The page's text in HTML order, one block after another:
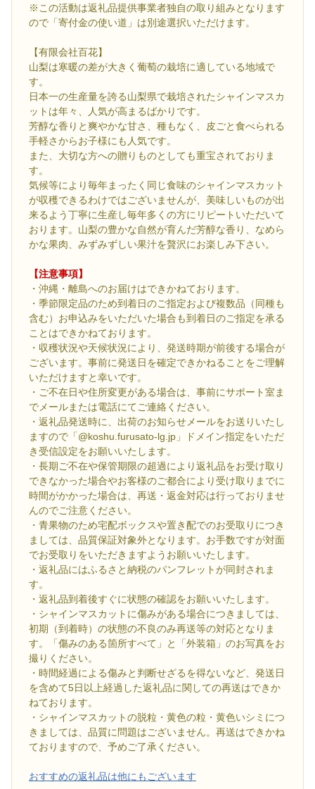
※この活動は返礼品提供事業者独自の取り組みとなります
ので「寄付金の使い道」は別途選択いただけます。
【有限会社百花】
山梨は寒暖の差が大きく葡萄の栽培に適している地域で
す。
日本一の生産量を誇る山梨県で栽培されたシャインマスカ
ットは年々、人気が高まるばかりです。
芳醇な香りと爽やかな甘さ、種もなく、皮ごと食べられる
手軽さからお子様にも人気です。
また、大切な方への贈りものとしても重宝されておりま
す。
気候等により毎年まったく同じ食味のシャインマスカット
が収穫できるわけではございませんが、美味しいものが出
来るよう丁寧に生産し毎年多くの方にリピートいただいて
おります。山梨の豊かな自然が育んだ芳醇な香り、なめら
かな果肉、みずみずしい果汁を贅沢にお楽しみ下さい。
【注意事項】
・沖縄・離島へのお届けはできかねております。
・季節限定品のため到着日のご指定および複数品（同種も
含む）お申込みをいただいた場合も到着日のご指定を承る
ことはできかねております。
・収穫状況や天候状況により、発送時期が前後する場合が
ございます。事前に発送日を確定できかねることをご理解
いただけますと幸いです。
・ご不在日や住所変更がある場合は、事前にサポート室ま
でメールまたは電話にてご連絡ください。
・返礼品発送時に、出荷のお知らせメールをお送りいたし
ますので「@koshu.furusato-lg.jp」ドメイン指定をいただ
き受信設定をお願いいたします。
・長期ご不在や保管期限の超過により返礼品をお受け取り
できなかった場合やお客様のご都合により受け取りまでに
時間がかかった場合は、再送・返金対応は行っておりませ
んのでご注意ください。
・青果物のため宅配ボックスや置き配でのお受取りにつき
ましては、品質保証対象外となります。お手数ですが対面
でお受取りをいただきますようお願いいたします。
・返礼品にはふるさと納税のパンフレットが同封されま
す。
・返礼品到着後すぐに状態の確認をお願いいたします。
・シャインマスカットに傷みがある場合につきましては、
初期（到着時）の状態の不良のみ再送等の対応となりま
す。「傷みのある箇所すべて」と「外装箱」のお写真をお
撮りください。
・時間経過による傷みと判断せざるを得ないなど、発送日
を含めて5日以上経過した返礼品に関しての再送はできか
ねております。
・シャインマスカットの脱粒・黄色の粒・黄色いシミにつ
きましては、品質に問題はございません。再送はできかね
ておりますので、予めご了承ください。
おすすめの返礼品は他にもございます